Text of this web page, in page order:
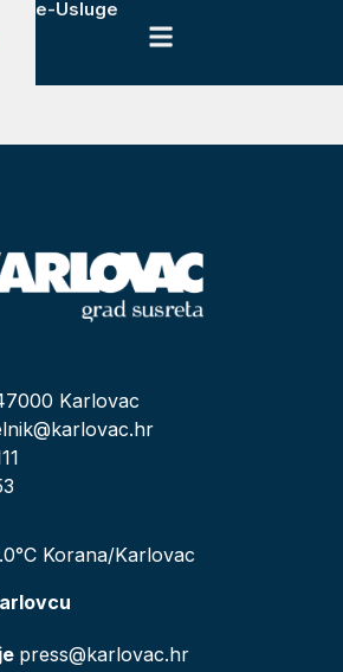
e-Usluge
Karlovac
Korana/Karlovac
press@karlovac.hr